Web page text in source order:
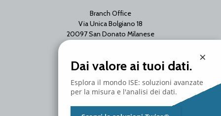
Branch Office
Via Unica Bolgiano 18
20097 San Donato Milanese
×
Dai valore ai tuoi dati.
Esplora il mondo ISE: soluzioni avanzate
per la misura e l'analisi dei dati.